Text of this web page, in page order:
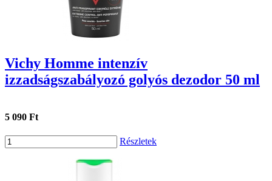
Vichy Homme intenzív
izzadságszabályozó golyós dezodor 50 ml
5 090 Ft
Részletek